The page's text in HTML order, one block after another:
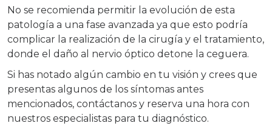
No se recomienda permitir la evolución de esta
patología a una fase avanzada ya que esto podría
complicar la realización de la cirugía y el tratamiento,
donde el daño al nervio óptico detone la ceguera.
Si has notado algún cambio en tu visión y crees que
presentas algunos de los síntomas antes
mencionados, contáctanos y reserva una hora con
nuestros especialistas para tu diagnóstico.